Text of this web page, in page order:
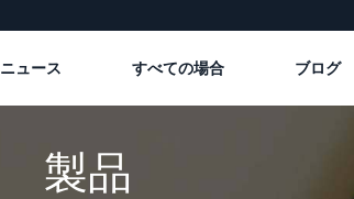
ニュース すべての場合 ブログ
製品